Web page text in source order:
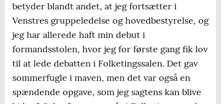
betyder blandt andet, at jeg fortsætter i
Venstres gruppeledelse og hovedbestyrelse, og
jeg har allerede haft min debut i
formandsstolen, hvor jeg for første gang fik lov
til at lede debatten i Folketingssalen. Det gav
sommerfugle i maven, men det var også en
spændende opgave, som jeg sagtens kan blive